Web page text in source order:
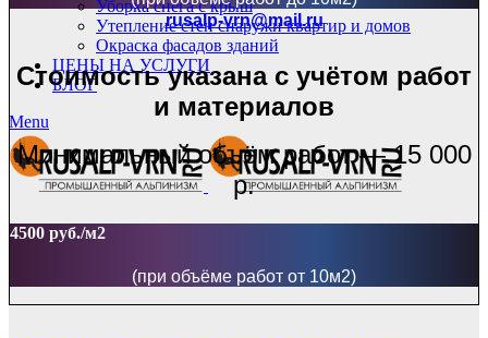
rusalp-vrn@mail.ru
Уборка снега с крыш
Утепление стен снаружи квартир и домов
Окраска фасадов зданий
ЦЕНЫ НА УСЛУГИ
БЛОГ
Menu
Стоимость указана с учётом работ
и материалов
Минимальный объём работ — 15 000
р.
4500 руб./м2
(при объёме работ от 10м2)